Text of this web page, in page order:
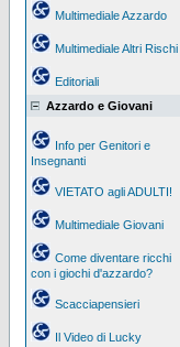
Multimediale Azzardo
Multimediale Altri Rischi
Editoriali
Azzardo e Giovani
Info per Genitori e
Insegnanti
VIETATO agli ADULTI!
Multimediale Giovani
Come diventare ricchi
con i giochi d'azzardo?
Scacciapensieri
Il Video di Lucky